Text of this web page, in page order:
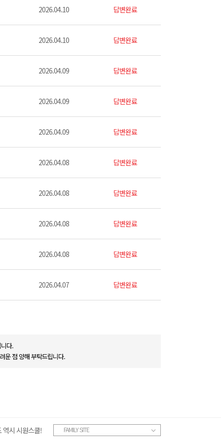
2026.04.10 답변완료
2026.04.10 답변완료
2026.04.09 답변완료
2026.04.09 답변완료
2026.04.09 답변완료
2026.04.08 답변완료
2026.04.08 답변완료
2026.04.08 답변완료
2026.04.08 답변완료
2026.04.07 답변완료
다.
운 점 양해 부탁드립니다.
역시 시원스쿨! FAMILY SITE